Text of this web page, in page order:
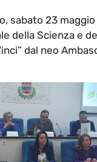
sabato 23 maggio
della Scienza e
dal neo